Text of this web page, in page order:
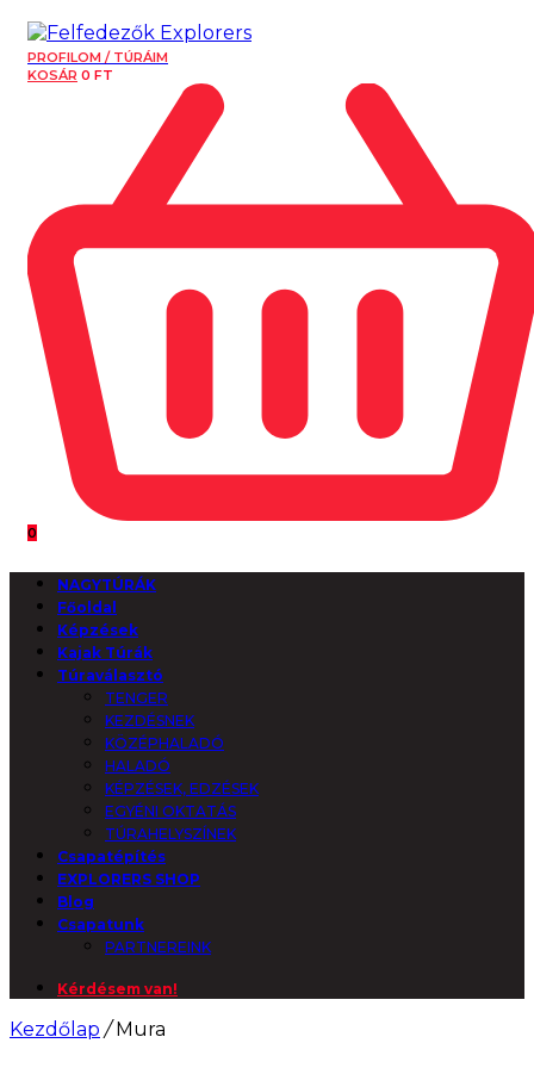
PROFILOM / TÚRÁIM
KOSÁR 0 FT
0
NAGYTÚRÁK
Főoldal
Képzések
Kajak Túrák
Túraválasztó
TENGER
KEZDÉSNEK
KÖZÉPHALADÓ
HALADÓ
KÉPZÉSEK, EDZÉSEK
EGYÉNI OKTATÁS
TÚRAHELYSZÍNEK
Csapatépítés
EXPLORERS SHOP
Blog
Csapatunk
PARTNEREINK
Kérdésem van!
Kezdőlap /Mura